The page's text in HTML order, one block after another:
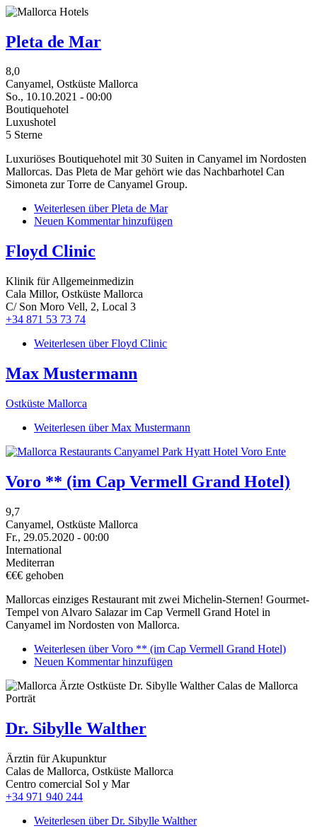
Pleta de Mar
8,0
Canyamel, Ostküste Mallorca
So., 10.10.2021 - 00:00
Boutiquehotel
Luxushotel
5 Sterne
Luxuriöses Boutiquehotel mit 30 Suiten in Canyamel im Nordosten
Mallorcas. Das Pleta de Mar gehört wie das Nachbarhotel Can
Simoneta zur Torre de Canyamel Group.
Weiterlesen über Pleta de Mar
Neuen Kommentar hinzufügen
Floyd Clinic
Klinik für Allgemeinmedizin
Cala Millor, Ostküste Mallorca
C/ Son Moro Vell, 2, Local 3
+34 871 53 73 74
Weiterlesen über Floyd Clinic
Max Mustermann
Ostküste Mallorca
Weiterlesen über Max Mustermann
Voro ** (im Cap Vermell Grand Hotel)
9,7
Canyamel, Ostküste Mallorca
Fr., 29.05.2020 - 00:00
International
Mediterran
€€€ gehoben
Mallorcas einziges Restaurant mit zwei Michelin-Sternen! Gourmet-
Tempel von Alvaro Salazar im Cap Vermell Grand Hotel in
Canyamel im Nordosten von Mallorca.
Weiterlesen über Voro ** (im Cap Vermell Grand Hotel)
Neuen Kommentar hinzufügen
Dr. Sibylle Walther
Ärztin für Akupunktur
Calas de Mallorca, Ostküste Mallorca
Centro comercial Sol y Mar
+34 971 940 244
Weiterlesen über Dr. Sibylle Walther